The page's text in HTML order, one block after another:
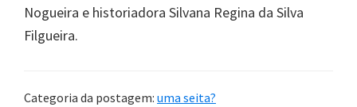
Nogueira e historiadora Silvana Regina da Silva
Filgueira.
Categoria da postagem: uma seita?